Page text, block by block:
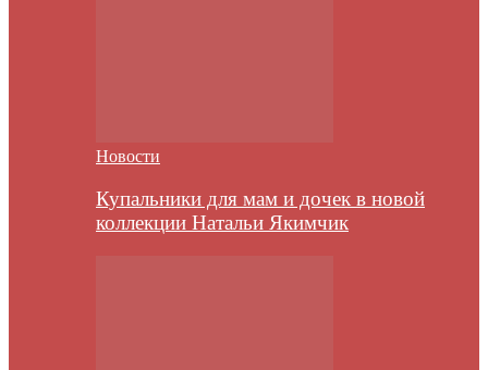
Новости
Купальники для мам и дочек в новой
коллекции Натальи Якимчик